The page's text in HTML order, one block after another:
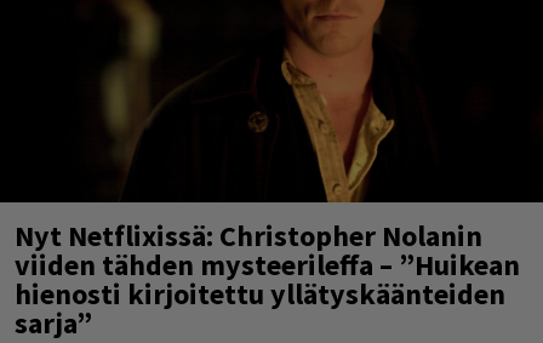
Nyt Netflixissä: Christopher Nolanin
viiden tähden mysteerileffa – ”Huikean
hienosti kirjoitettu yllätyskäänteiden
sarja”